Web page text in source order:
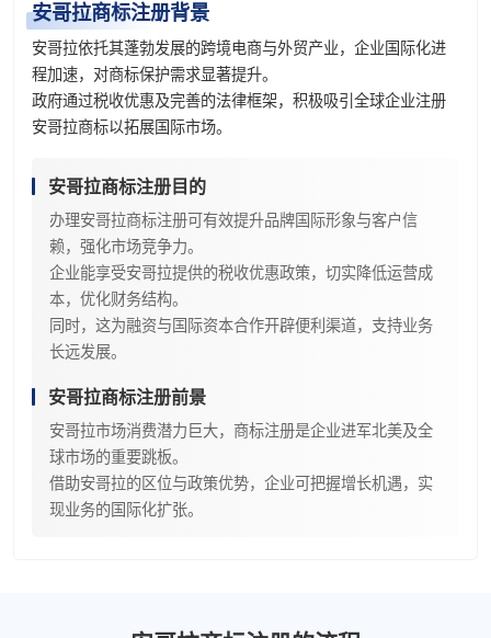
安哥拉商标注册背景
安哥拉依托其蓬勃发展的跨境电商与外贸产业，企业国际化进
程加速，对商标保护需求显著提升。
政府通过税收优惠及完善的法律框架，积极吸引全球企业注册
安哥拉商标以拓展国际市场。
安哥拉商标注册目的
办理安哥拉商标注册可有效提升品牌国际形象与客户信
赖，强化市场竞争力。
企业能享受安哥拉提供的税收优惠政策，切实降低运营成
本，优化财务结构。
同时，这为融资与国际资本合作开辟便利渠道，支持业务
长远发展。
安哥拉商标注册前景
安哥拉市场消费潜力巨大，商标注册是企业进军北美及全
球市场的重要跳板。
借助安哥拉的区位与政策优势，企业可把握增长机遇，实
现业务的国际化扩张。